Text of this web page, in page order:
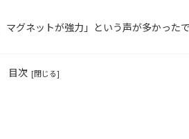
グネットが強力」という声が多かった
目次